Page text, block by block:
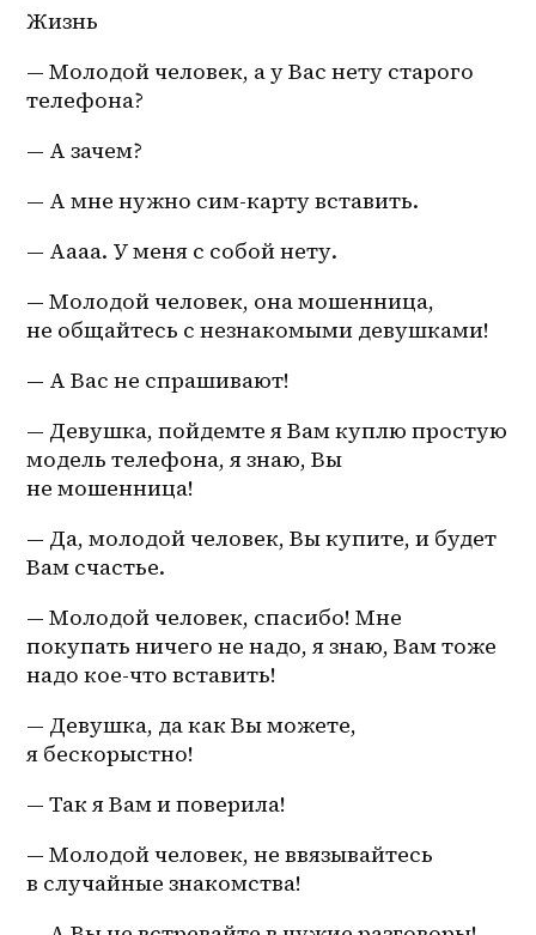
Жизнь
— Молодой человек, а у Вас нету старого
телефона?
— А зачем?
— А мне нужно сим-карту вставить.
— Аааа. У меня с собой нету.
— Молодой человек, она мошенница,
не общайтесь с незнакомыми девушками!
— А Вас не спрашивают!
— Девушка, пойдемте я Вам куплю простую
модель телефона, я знаю, Вы
не мошенница!
— Да, молодой человек, Вы купите, и будет
Вам счастье.
— Молодой человек, спасибо! Мне
покупать ничего не надо, я знаю, Вам тоже
надо кое-что вставить!
— Девушка, да как Вы можете,
я бескорыстно!
— Так я Вам и поверила!
— Молодой человек, не ввязывайтесь
в случайные знакомства!